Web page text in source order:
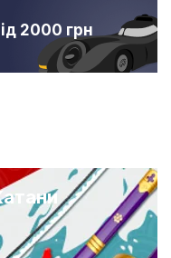
2000 грн